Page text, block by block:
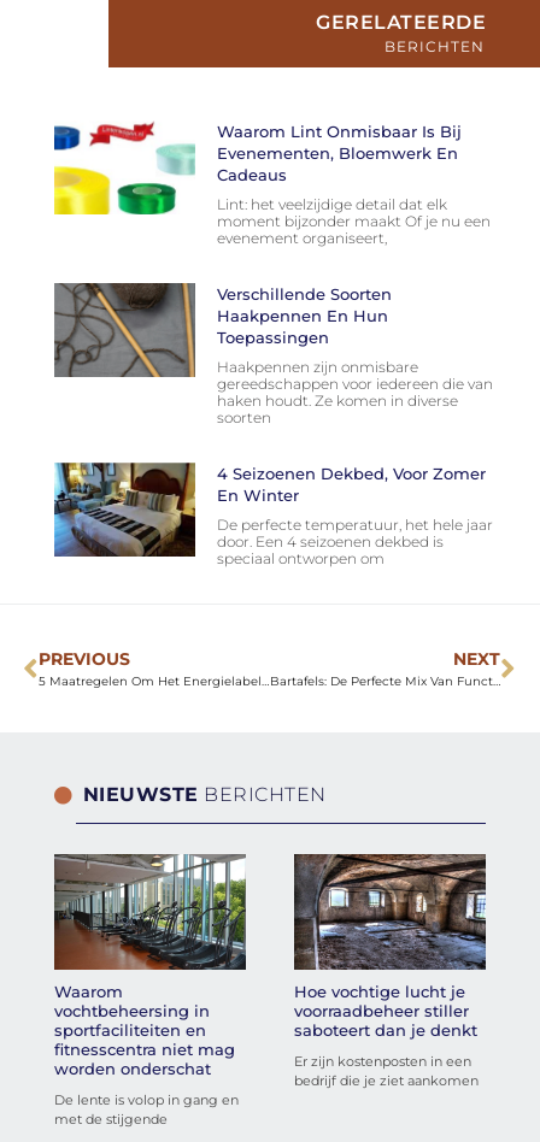
GERELATEERDE
BERICHTEN
Waarom Lint Onmisbaar Is Bij
Evenementen, Bloemwerk En
Cadeaus
Lint: het veelzijdige detail dat elk
moment bijzonder maakt Of je nu een
evenement organiseert,
Verschillende Soorten
Haakpennen En Hun
Toepassingen
Haakpennen zijn onmisbare
gereedschappen voor iedereen die van
haken houdt. Ze komen in diverse
soorten
4 Seizoenen Dekbed, Voor Zomer
En Winter
De perfecte temperatuur, het hele jaar
door. Een 4 seizoenen dekbed is
speciaal ontworpen om
PREVIOUS
5 Maatregelen Om Het Energielabel Van Je Kantoorpand Te Verbeteren
NEXT
Bartafels: De Perfecte Mix Van Functie En Stijl Voor Jouw Interieur
NIEUWSTE BERICHTEN
Waarom
vochtbeheersing in
sportfaciliteiten en
fitnesscentra niet mag
worden onderschat
De lente is volop in gang en
met de stijgende
Hoe vochtige lucht je
voorraadbeheer stiller
saboteert dan je denkt
Er zijn kostenposten in een
bedrijf die je ziet aankomen